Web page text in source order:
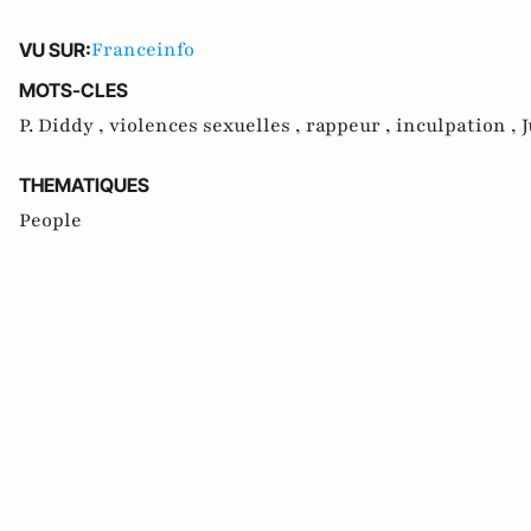
VU SUR:Franceinfo
MOTS-CLES
P. Diddy , violences sexuelles , rappeur , inculpation ,
THEMATIQUES
People